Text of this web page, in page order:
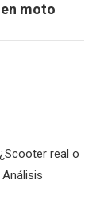
moto
real o